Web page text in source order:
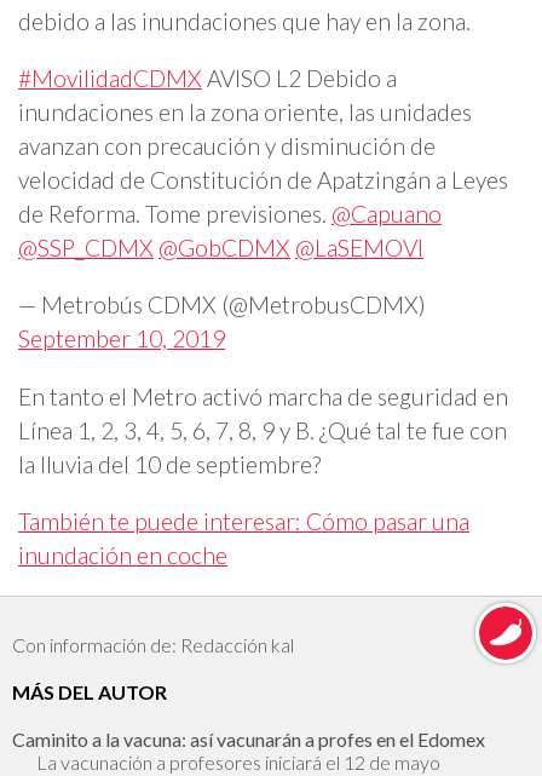
debido a las inundaciones que hay en la zona.
#MovilidadCDMX AVISO L2 Debido a
inundaciones en la zona oriente, las unidades
avanzan con precaución y disminución de
velocidad de Constitución de Apatzingán a Leyes
de Reforma. Tome previsiones. @Capuano
@SSP_CDMX @GobCDMX @LaSEMOVI
— Metrobús CDMX (@MetrobusCDMX)
September 10, 2019
En tanto el Metro activó marcha de seguridad en
Línea 1, 2, 3, 4, 5, 6, 7, 8, 9 y B. ¿Qué tal te fue con
la lluvia del 10 de septiembre?
También te puede interesar: Cómo pasar una
inundación en coche
Con información de: Redacción kal
MÁS DEL AUTOR
Caminito a la vacuna: así vacunarán a profes en el Edomex
La vacunación a profesores iniciará el 12 de mayo